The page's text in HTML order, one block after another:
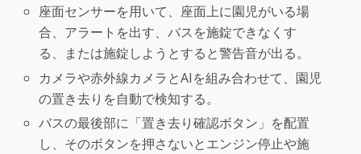
座面センサーを用いて、座面上に園児がいる場
合、アラートを出す、バスを施錠できなくす
る、または施錠しようとすると警告音が出る。
カメラや赤外線カメラとAIを組み合わせて、園児
の置き去りを自動で検知する。
バスの最後部に「置き去り確認ボタン」を配置
し、そのボタンを押さないとエンジン停止や施